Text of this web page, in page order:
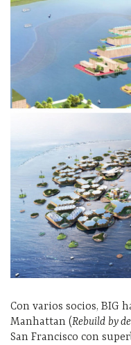
Con varios socios, BIG
Manhattan (Rebuild by
San Francisco con